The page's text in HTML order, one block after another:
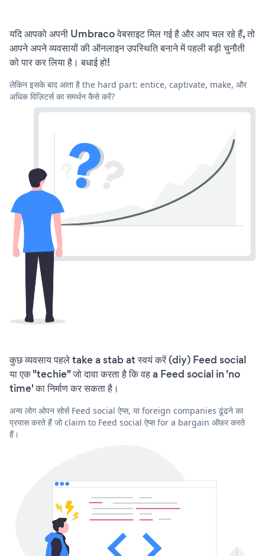
यदि आपको अपनी Umbraco वेबसाइट मिल गई है और आप चल रहे हैं, तो
आपने अपने व्यवसायों की ऑनलाइन उपस्थिति बनाने में पहली बड़ी चुनौती
को पार कर लिया है। बधाई हो!
लेकिन इसके बाद आता है the hard part: entice, captivate, make, और
अधिक विज़िटर्स का समर्थन कैसे करें?
कुछ व्यवसाय पहले take a stab at स्वयं करें (diy) Feed social
या एक "techie" जो दावा करता है कि वह a Feed social in 'no
time' का निर्माण कर सकता है।
अन्य लोग ओपन सोर्स Feed social ऐप्स, या foreign companies ढूंढने का
प्रयास करते हैं जो claim to Feed social ऐप्स for a bargain ऑफ़र करते
हैं।